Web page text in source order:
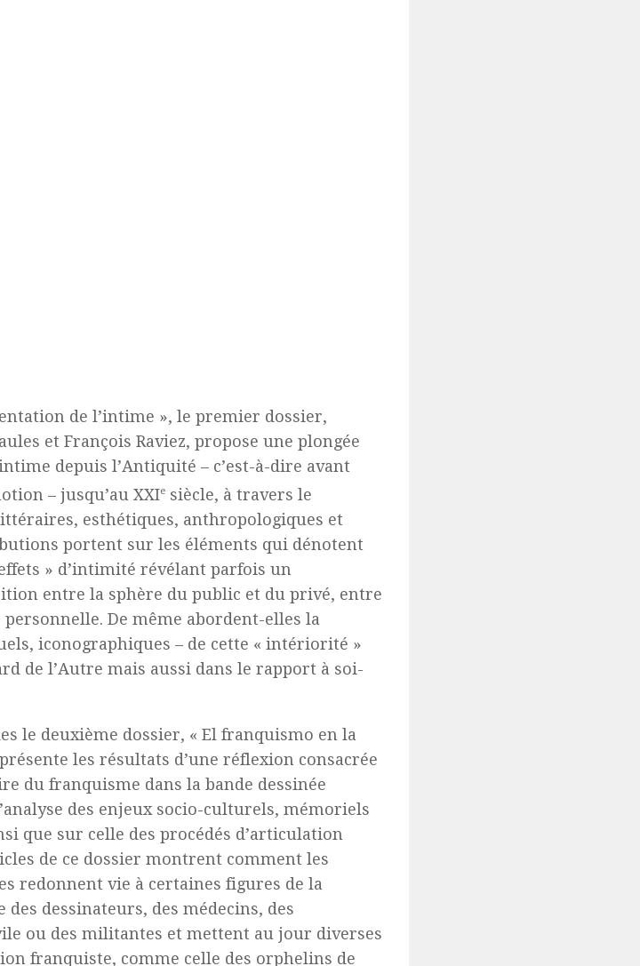
de l’intime », le premier dossier,
et François Raviez, propose une plongée
depuis l’Antiquité – c’est-à-dire avant
– jusqu’au XXIe siècle, à travers le
esthétiques, anthropologiques et
portent sur les éléments qui dénotent
» d’intimité révélant parfois un
entre la sphère du public et du privé, entre
De même abordent-elles la
iconographiques – de cette « intériorité »
de l’Autre mais aussi dans le rapport à soi-
le deuxième dossier, « El franquismo en la
les résultats d’une réflexion consacrée
du franquisme dans la bande dessinée
des enjeux socio-culturels, mémoriels
que sur celle des procédés d’articulation
de ce dossier montrent comment les
redonnent vie à certaines figures de la
dessinateurs, des médecins, des
ou des militantes et mettent au jour diverses
franquiste, comme celle des orphelins de